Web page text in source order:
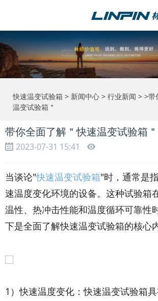
快速温变试验箱 > 新闻中心 > 行业新闻 > >带
温变试验箱＂
带你全面了解＂快速温变试验箱＂
2023-07-31 15:41
当谈论"快速温变试验箱"时，通常是
速温度变化环境的设备。这种试验箱
温性、热冲击性能和温度循环可靠性
下是全面了解快速温变试验箱的核心
1）快速温度变化：快速温变试验箱